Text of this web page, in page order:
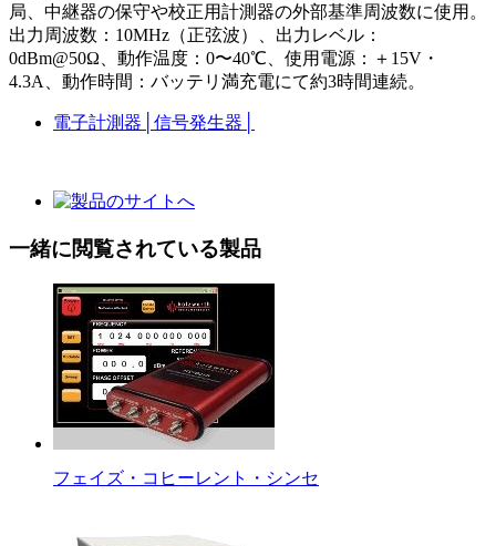
局、中継器の保守や校正用計測器の外部基準周波数に使用。
出力周波数：10MHz（正弦波）、出力レベル：
0dBm@50Ω、動作温度：0〜40℃、使用電源：＋15V・
4.3A、動作時間：バッテリ満充電にて約3時間連続。
電子計測器 信号発生器
一緒に閲覧されている製品
フェイズ・コヒーレント・シンセ